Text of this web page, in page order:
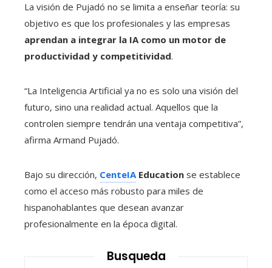
La visión de Pujadó no se limita a enseñar teoría: su
objetivo es que los profesionales y las empresas
aprendan a integrar la IA como un motor de
productividad y competitividad.
“La Inteligencia Artificial ya no es solo una visión del
futuro, sino una realidad actual. Aquellos que la
controlen siempre tendrán una ventaja competitiva”,
afirma Armand Pujadó.
Bajo su dirección, CenteIAEducation se establece
como el acceso más robusto para miles de
hispanohablantes que desean avanzar
profesionalmente en la época digital.
Busqueda